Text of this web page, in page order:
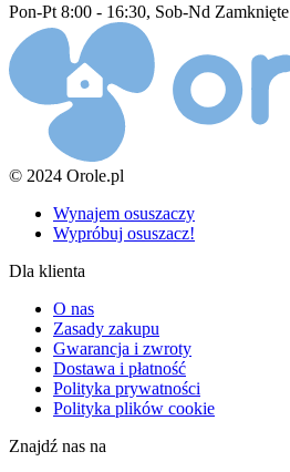
Pon-Pt 8:00 - 16:30, Sob-Nd Zamknięte
© 2024 Orole.pl
Wynajem osuszaczy
Wypróbuj osuszacz!
Dla klienta
O nas
Zasady zakupu
Gwarancja i zwroty
Dostawa i płatność
Polityka prywatności
Polityka plików cookie
Znajdź nas na